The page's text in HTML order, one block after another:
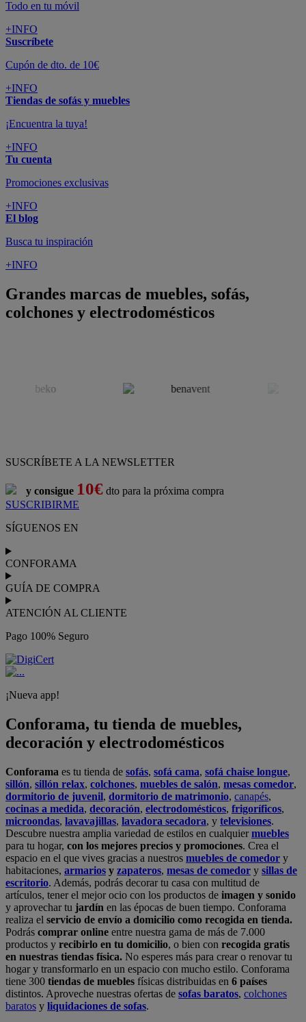
Todo en tu móvil
+INFO
Suscríbete
Cupón de dto. de 10€
+INFO
Tiendas de sofás y muebles
¡Encuentra la tuya!
+INFO
Tu cuenta
Promociones exclusivas
+INFO
El blog
Busca tu inspiración
+INFO
Grandes marcas de muebles, sofás,
colchones y electrodomésticos
SUSCRÍBETE A LA NEWSLETTER
y consigue 10€ dto para la próxima compra
SUSCRIBIRME
SÍGUENOS EN
CONFORAMA
GUÍA DE COMPRA
ATENCIÓN AL CLIENTE
Pago 100% Seguro
¡Nueva app!
Conforama, tu tienda de muebles,
decoración y electrodomésticos
Conforama es tu tienda de sofás, sofá cama, sofá chaise longue,
sillón, sillón relax, colchones, muebles de salón, mesas comedor,
dormitorio de juvenil, dormitorio de matrimonio, canapés,
cocinas a medida, decoración, electrodomésticos, frigoríficos,
microondas, lavavajillas, lavadora secadora, y televisiones.
Descubre nuestra amplia variedad de estilos en cualquiermuebles
para tu hogar, con los mejores precios y promociones. Crea el
espacio en el que vives gracias a nuestros muebles de comedor y
habitaciones, armarios y zapateros, mesas de comedor y sillas de
escritorio. Además, podrás decorar tu casa con multitud de
artículos, tener el mejor ocio con los productos de imagen y sonido
y aprovechar tu jardín en las épocas de buen tiempo. Conforama
realiza el servicio de envío a domicilio como recogida en tienda.
Podrás comprar online entre nuestra gama de más de 7.000
productos y recibirlo en tu domicilio, o bien con recogida gratis
en nuestras tiendas física. No esperes más para crear o renovar tu
hogar y transformarlo en un espacio con mucho estilo. Conforama
tiene 300 tiendas de muebles físicas distribuidas en 6 países
distintos. Aproveche nuestras ofertas de sofas baratos, colchones
baratos y liquidaciones de sofas.